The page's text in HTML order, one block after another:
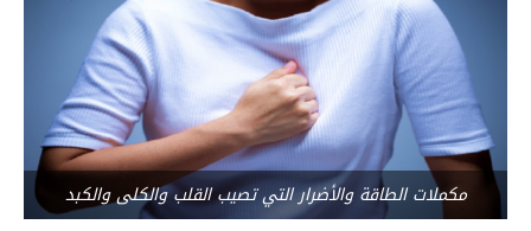
مكملات الطاقة والأضرار التي تصيب القلب والكلى والكبد